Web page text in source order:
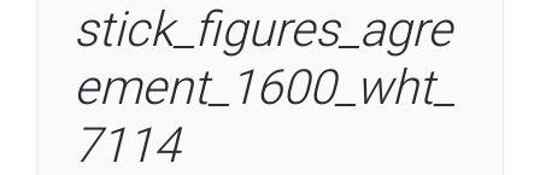
stick_figures_agre
ement_1600_wht_
7114